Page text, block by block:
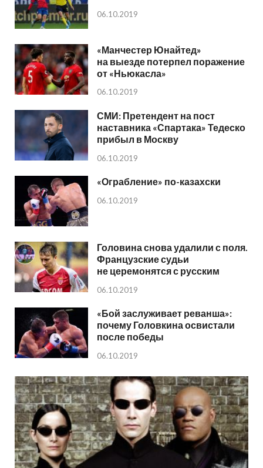
06.10.2019
«Манчестер Юнайтед»
на выезде потерпел поражение
от «Ньюкасла»
06.10.2019
СМИ: Претендент на пост
наставника «Спартака» Тедеско
прибыл в Москву
06.10.2019
«Ограбление» по-казахски
06.10.2019
Головина снова удалили с поля.
Французские судьи
не церемонятся с русским
06.10.2019
«Бой заслуживает реванша»:
почему Головкина освистали
после победы
06.10.2019